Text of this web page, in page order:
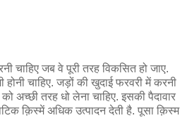
चाहिए जब वे पूरी तरह विकसित हो जाए.
चाहिए. जड़ों की खुदाई फरवरी में करनी
अच्छी तरह धो लेना चाहिए. इसकी पैदावार
क़िस्में अधिक उत्पादन देती है. पूसा क़िस्म